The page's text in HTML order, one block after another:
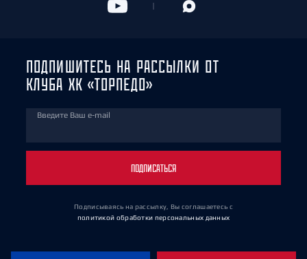
ПОДПИШИТЕСЬ НА РАССЫЛКИ ОТ
КЛУБА ХК «ТОРПЕДО»
Введите Ваш e-mail
ПОДПИСАТЬСЯ
Подписываясь на рассылку, Вы соглашаетесь с
политикой обработки персональных данных